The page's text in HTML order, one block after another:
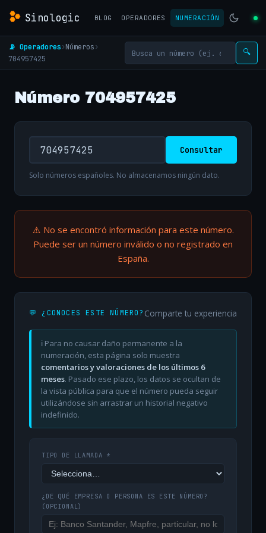
Sinologic BLOG OPERADORES NUMERACIÓN
📡 Operadores›Números›
704957425
🔍
Número 704957425
Consultar
Solo números españoles. No almacenamos ningún dato.
⚠️ No se encontró información para este número.
Puede ser un número inválido o no registrado en
España.
💬 ¿CONOCES ESTE NÚMERO? Comparte tu experiencia
ℹ️ Para no causar daño permanente a la
numeración, esta página solo muestra
comentarios y valoraciones de los últimos 6
meses. Pasado ese plazo, los datos se ocultan de
la vista pública para que el número pueda seguir
utilizándose sin arrastrar un historial negativo
indefinido.
TIPO DE LLAMADA *
¿DE QUÉ EMPRESA O PERSONA ES ESTE NÚMERO?
(OPCIONAL)